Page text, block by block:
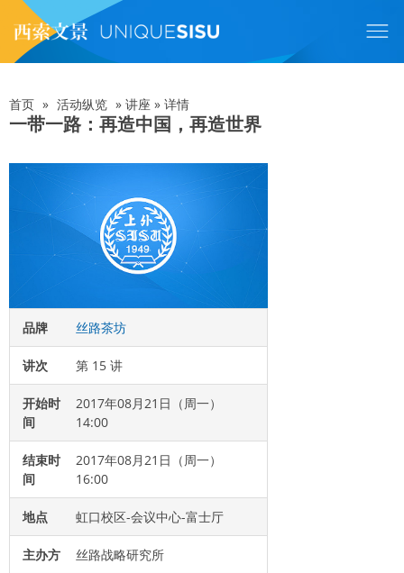
主
内
容面
包
首页 » 活动纵览 » 讲座 » 详情
一带一路：再造中国，再造世界
品牌 丝路茶坊
讲次 第 15 讲
开始时
间
2017年08月21日（周一）
14:00
结束时
间
2017年08月21日（周一）
16:00
地点 虹口校区-会议中心-富士厅
主办方 丝路战略研究所